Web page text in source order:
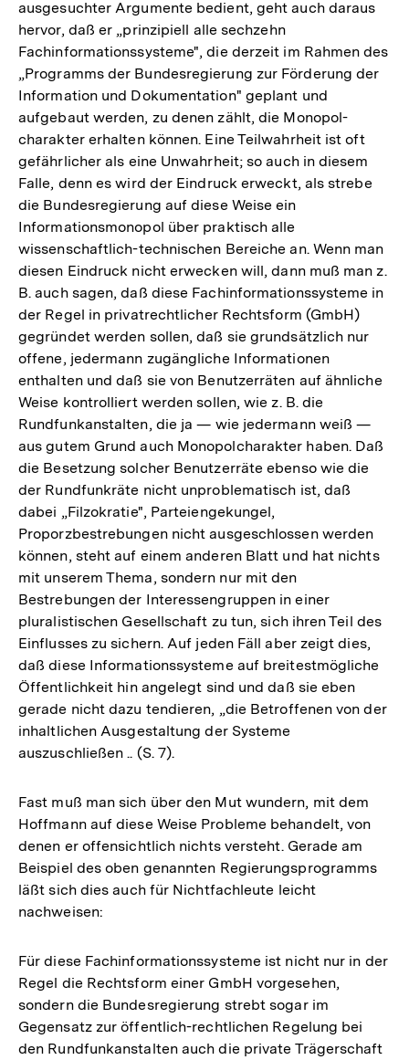
ausgesuchter Argumente bedient, geht auch daraus
hervor, daß er „prinzipiell alle sechzehn
Fachinformationssysteme", die derzeit im Rahmen des
„Programms der Bundesregierung zur Förderung der
Information und Dokumentation" geplant und
aufgebaut werden, zu denen zählt, die Monopol-
charakter erhalten können. Eine Teilwahrheit ist oft
gefährlicher als eine Unwahrheit; so auch in diesem
Falle, denn es wird der Eindruck erweckt, als strebe
die Bundesregierung auf diese Weise ein
Informationsmonopol über praktisch alle
wissenschaftlich-technischen Bereiche an. Wenn man
diesen Eindruck nicht erwecken will, dann muß man z.
B. auch sagen, daß diese Fachinformationssysteme in
der Regel in privatrechtlicher Rechtsform (GmbH)
gegründet werden sollen, daß sie grundsätzlich nur
offene, jedermann zugängliche Informationen
enthalten und daß sie von Benutzerräten auf ähnliche
Weise kontrolliert werden sollen, wie z. B. die
Rundfunkanstalten, die ja — wie jedermann weiß —
aus gutem Grund auch Monopolcharakter haben. Daß
die Besetzung solcher Benutzerräte ebenso wie die
der Rundfunkräte nicht unproblematisch ist, daß
dabei „Filzokratie", Parteiengekungel,
Proporzbestrebungen nicht ausgeschlossen werden
können, steht auf einem anderen Blatt und hat nichts
mit unserem Thema, sondern nur mit den
Bestrebungen der Interessengruppen in einer
pluralistischen Gesellschaft zu tun, sich ihren Teil des
Einflusses zu sichern. Auf jeden Fäll aber zeigt dies,
daß diese Informationssysteme auf breitestmögliche
Öffentlichkeit hin angelegt sind und daß sie eben
gerade nicht dazu tendieren, „die Betroffenen von der
inhaltlichen Ausgestaltung der Systeme
auszuschließen .. (S. 7).
Fast muß man sich über den Mut wundern, mit dem
Hoffmann auf diese Weise Probleme behandelt, von
denen er offensichtlich nichts versteht. Gerade am
Beispiel des oben genannten Regierungsprogramms
läßt sich dies auch für Nichtfachleute leicht
nachweisen:
Für diese Fachinformationssysteme ist nicht nur in der
Regel die Rechtsform einer GmbH vorgesehen,
sondern die Bundesregierung strebt sogar im
Gegensatz zur öffentlich-rechtlichen Regelung bei
den Rundfunkanstalten auch die private Trägerschaft